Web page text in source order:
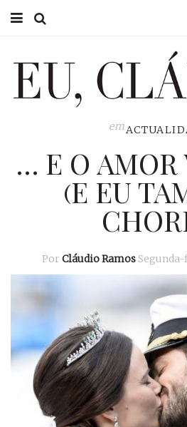
EU CLÁUDIO
EU NA TV
em
… E O AMOR
(E EU
Por Cláudio Ramos Segunda-